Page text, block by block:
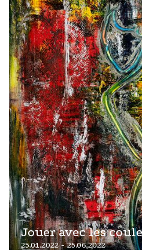
Jouer avec les
25.01.2022 - 25.06.2022